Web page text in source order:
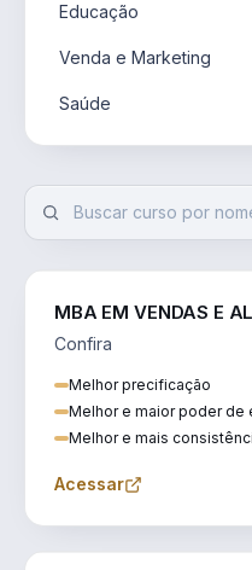
Educação
Venda e Marketing
Saúde
MBA EM VENDAS E
Confira
Melhor precificação
Melhor e maior poder de
Melhor e mais
Acessar